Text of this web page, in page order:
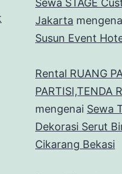
Sewa STAGE
Jakarta
Susun Event
Rental RUANG
PARTISI,TENDA
mengenai Sewa
Dekorasi Serut
Cikarang Bekasi